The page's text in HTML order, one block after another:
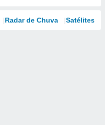
Radar de Chuva Satélites